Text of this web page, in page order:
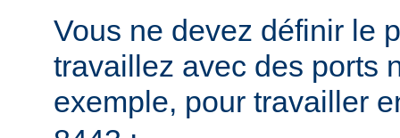
Vous ne devez définir le
travaillez avec des ports
exemple, pour travailler